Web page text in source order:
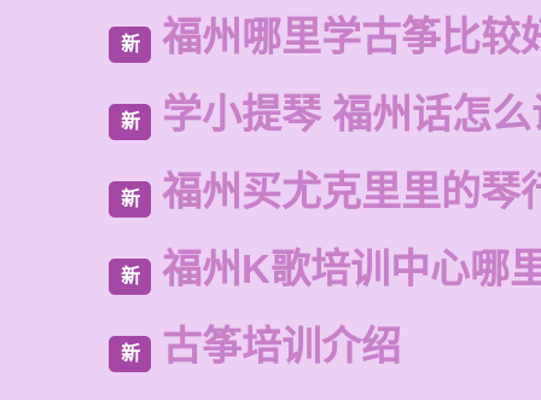
新 福州哪里学古筝比较
新 学小提琴 福州话怎
新 福州买尤克里里的琴
新 福州K歌培训中心哪
新 古筝培训介绍